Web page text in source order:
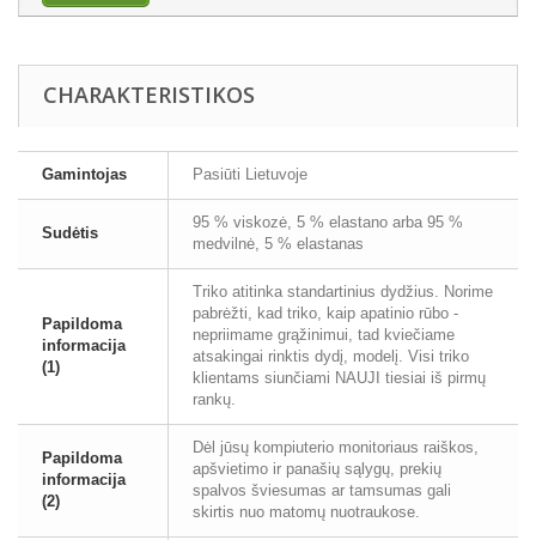
CHARAKTERISTIKOS
Gamintojas Pasiūti Lietuvoje
Sudėtis
95 % viskozė, 5 % elastano arba 95 %
medvilnė, 5 % elastanas
Papildoma
informacija
(1)
Triko atitinka standartinius dydžius. Norime
pabrėžti, kad triko, kaip apatinio rūbo -
nepriimame grąžinimui, tad kviečiame
atsakingai rinktis dydį, modelį. Visi triko
klientams siunčiami NAUJI tiesiai iš pirmų
rankų.
Papildoma
informacija
(2)
Dėl jūsų kompiuterio monitoriaus raiškos,
apšvietimo ir panašių sąlygų, prekių
spalvos šviesumas ar tamsumas gali
skirtis nuo matomų nuotraukose.